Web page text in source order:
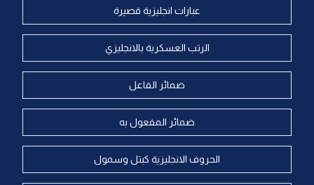
عبارات انجليزية قصيرة
الرتب العسكرية بالانجليزي
ضمائر الفاعل
ضمائر المفعول به
الحروف الانجليزية كبتل وسمول